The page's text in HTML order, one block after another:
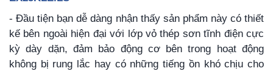
- Đầu tiện bạn dễ dàng nhận thấy sản phẩm này có thiết
kế bên ngoài hiện đại với lớp vỏ thép sơn tĩnh điện cực
kỳ dày dặn, đảm bảo động cơ bên trong hoạt động
không bị rung lắc hay có những tiếng ồn khó chịu cho